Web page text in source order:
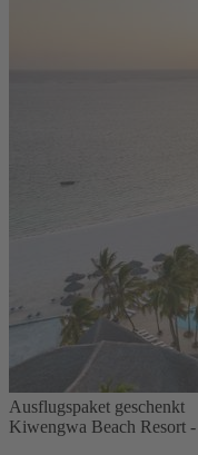
Ausflugspaket geschenkt
Kiwengwa Beach Resort